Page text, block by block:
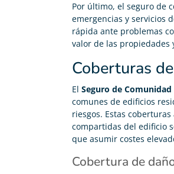
Por último, el seguro de
emergencias y servicios
rápida ante problemas
valor de las propiedades
Coberturas
El Seguro de Comunidad
comunes de edificios
riesgos. Estas
compartidas del edificio
que asumir costes
Cobertura de